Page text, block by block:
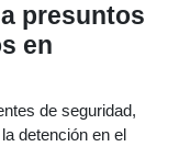
presuntos
en
de seguridad,
detención en el